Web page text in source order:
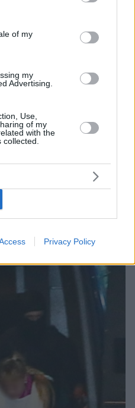
and its third-party tags to
purposes in below Google
of my
my
Advertising.
Use,
of my
with the
Privacy Policy
της σεξουαλικής
τραγουδίστρια: «Σιγά-
από τη μπάντα της
απολογισμό του
Ένα ταξίδι που δεν θα
Στυλίδας και δύο ακόμη
στη Βοιωτία